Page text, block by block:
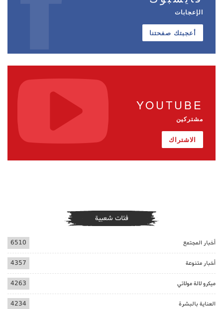
الإعجابات
أعجبتك صفحتنا
YOUTUBE
مشتركين
الاشتراك
فئات شعبية
أخبار المجتمع 6510
أخبار متنوعة 4357
ميكرو لالة مولاتي 4263
العناية بالبشرة 4234